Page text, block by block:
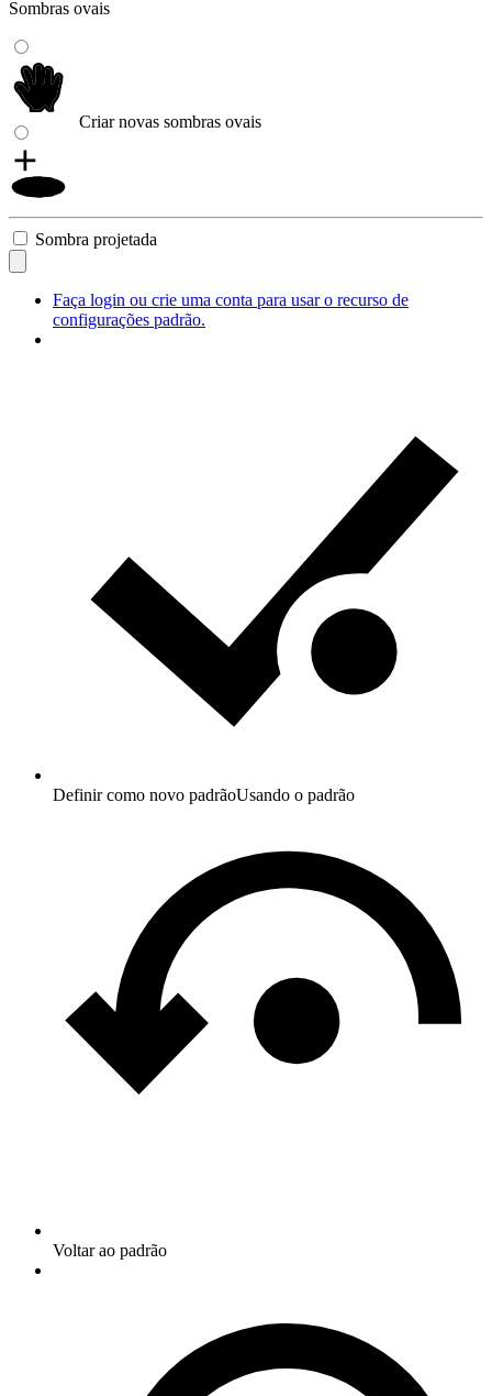
Sombras ovais
Criar novas sombras ovais
Sombra projetada
Faça login ou crie uma conta para usar o recurso de
configurações padrão.
Definir como novo padrãoUsando o padrão
Voltar ao padrão